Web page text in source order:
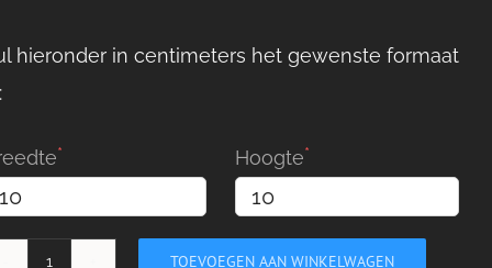
hieronder in centimeters het gewenste formaat
Hoogte
TOEVOEGEN AAN WINKELWAGEN